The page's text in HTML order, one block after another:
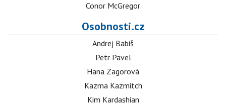
Conor McGregor
Osobnosti.cz
Andrej Babiš
Petr Pavel
Hana Zagorová
Kazma Kazmitch
Kim Kardashian